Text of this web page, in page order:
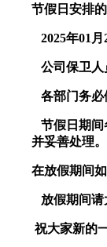
节假日安排的
2025年01 月
公司保卫
各部门务
节假日期
并妥善处理。
在放假期间
放假期间
祝大家新的